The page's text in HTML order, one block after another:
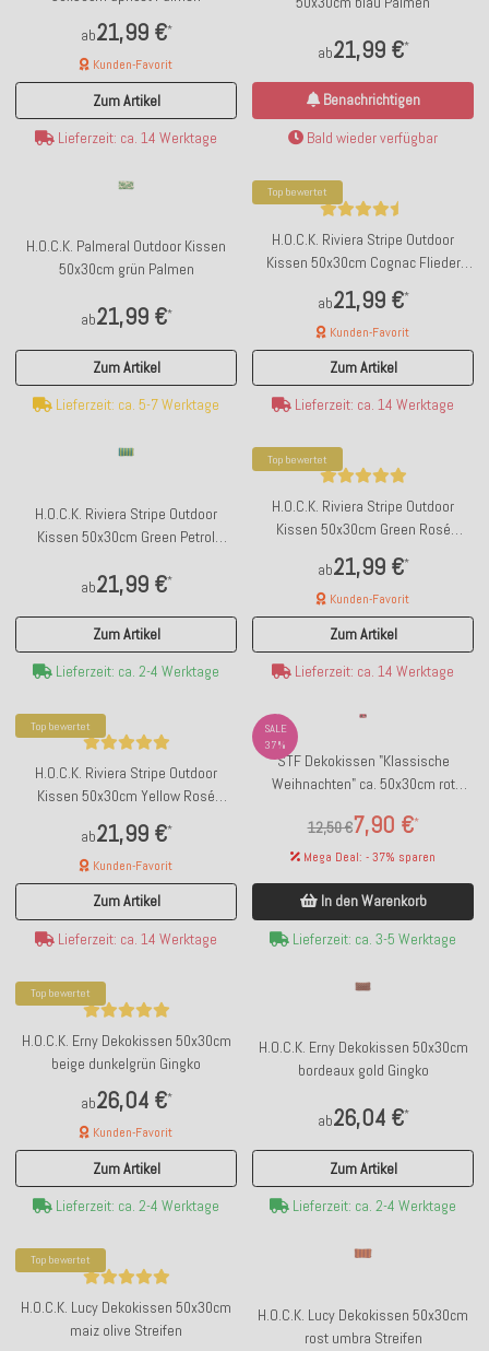
ab21,99 €*
Kunden-Favorit
Zum Artikel
Lieferzeit: ca. 14 Werktage
ab21,99 €*
Benachrichtigen
Bald wieder verfügbar
H.O.C.K. Palmeral Outdoor Kissen
50x30cm grün Palmen
ab21,99 €*
Zum Artikel
Lieferzeit: ca. 5-7 Werktage
Top bewertet
H.O.C.K. Riviera Stripe Outdoor
Kissen 50x30cm Cognac Flieder
ab21,99 €*
Kunden-Favorit
Zum Artikel
Lieferzeit: ca. 14 Werktage
H.O.C.K. Riviera Stripe Outdoor
Kissen 50x30cm Green Petrol
ab21,99 €*
Zum Artikel
Lieferzeit: ca. 2-4 Werktage
Top bewertet
H.O.C.K. Riviera Stripe Outdoor
Kissen 50x30cm Green Rosé
ab21,99 €*
Kunden-Favorit
Zum Artikel
Lieferzeit: ca. 14 Werktage
Top bewertet
H.O.C.K. Riviera Stripe Outdoor
Kissen 50x30cm Yellow Rosé
ab21,99 €*
Kunden-Favorit
Zum Artikel
Lieferzeit: ca. 14 Werktage
SALE
37%
STF Dekokissen "Klassische
Weihnachten" ca. 50x30cm rot
7,90 €*
12,50 €
Mega Deal: - 37% sparen
In den Warenkorb
Lieferzeit: ca. 3-5 Werktage
Top bewertet
H.O.C.K. Erny Dekokissen 50x30cm
beige dunkelgrün Gingko
ab26,04 €*
Kunden-Favorit
Zum Artikel
Lieferzeit: ca. 2-4 Werktage
H.O.C.K. Erny Dekokissen 50x30cm
bordeaux gold Gingko
ab26,04 €*
Zum Artikel
Lieferzeit: ca. 2-4 Werktage
Top bewertet
H.O.C.K. Lucy Dekokissen 50x30cm
maiz olive Streifen
H.O.C.K. Lucy Dekokissen 50x30cm
rost umbra Streifen